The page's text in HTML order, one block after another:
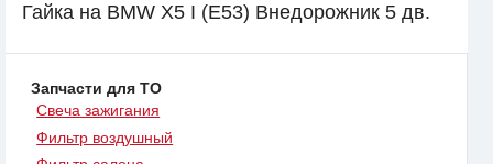
Гайка на BMW X5 I (E53) Внедорожник 5 дв.
Запчасти для ТО
Свеча зажигания
Фильтр воздушный